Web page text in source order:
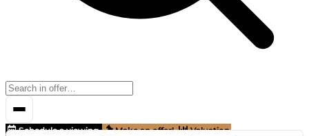
Schedule a viewing Make an offer!
Valuation